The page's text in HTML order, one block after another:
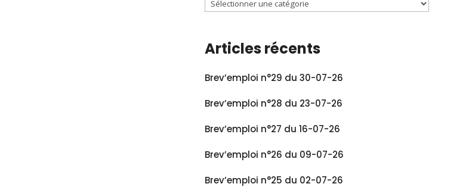
Articles récents
Brev’emploi n°29 du 30-07-26
Brev’emploi n°28 du 23-07-26
Brev’emploi n°27 du 16-07-26
Brev’emploi n°26 du 09-07-26
Brev’emploi n°25 du 02-07-26